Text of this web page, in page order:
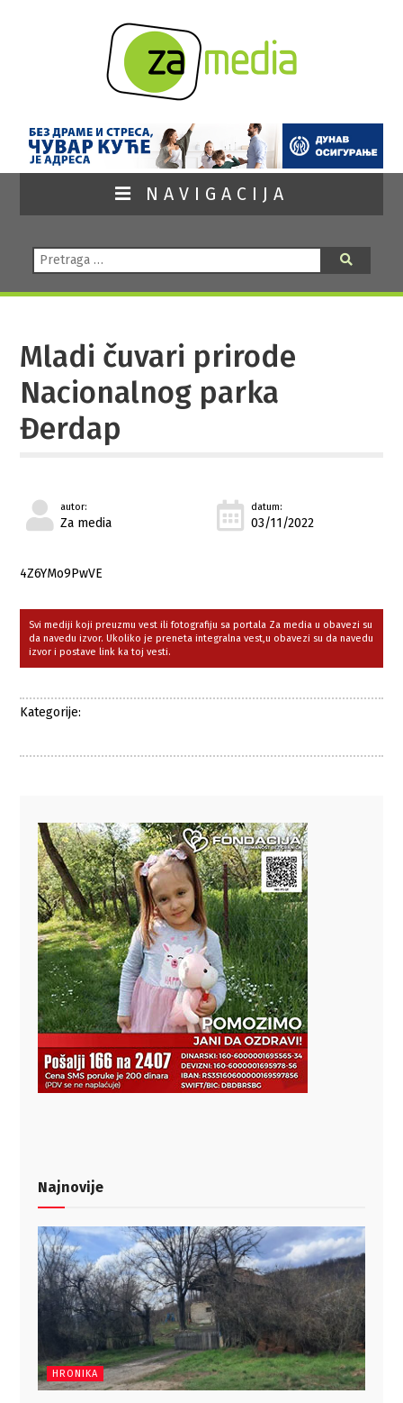
NAVIGACIJA
Pretraga:
Mladi čuvari prirode
Nacionalnog parka
Đerdap
autor:
Za media
datum:
03/11/2022
4Z6YMo9PwVE
Svi mediji koji preuzmu vest ili fotografiju sa portala Za media u obavezi su
da navedu izvor. Ukoliko je preneta integralna vest,u obavezi su da navedu
izvor i postave link ka toj vesti.
Kategorije:
Najnovije
HRONIKA